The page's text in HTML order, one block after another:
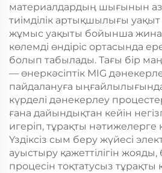
материалдардың шығынын
тиімділік артықшылығы
жұмыс уақыты бойынша
көлемді өндіріс ортасында
болып табылады. Тағы бір
— өнеркәсіптік MIG
пайдалануға
күрделі дәнекерлеу
ғана дайындықтан кейін
игеріп, тұрақты нәтижелерге
Үздіксіз сым беру жүйесі
ауыстыру қажеттілігін
процесін тоқтатусыз тұрақты